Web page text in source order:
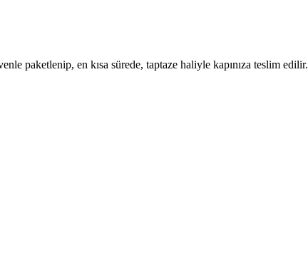
paketlenip, en kısa sürede, taptaze haliyle kapınıza teslim edilir.